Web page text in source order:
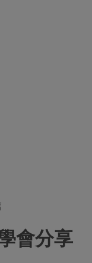
會分享